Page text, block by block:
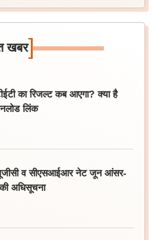
खबर]
का रिजल्ट कब आएगा? क्या है
लिंक
व सीएसआईआर नेट जून आंसर-
की अधिसूचना